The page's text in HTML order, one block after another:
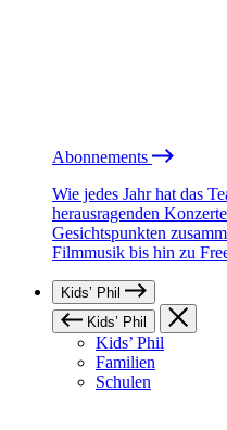
Abonnements
Wie jedes Jahr hat das
herausragenden
Gesichtspunkten
Filmmusik bis hin zu
Kids’ Phil
Kids’ Phil
Kids’ Phil
Familien
Schulen